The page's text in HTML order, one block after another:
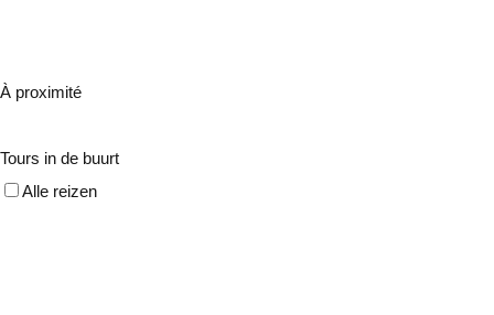
À proximité
Tours in de buurt
Alle reizen